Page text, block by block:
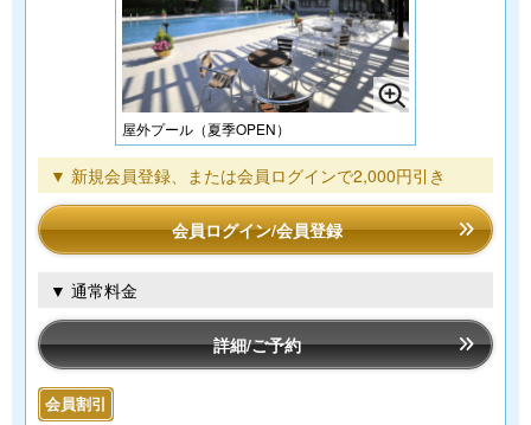
屋外プール（夏季OPEN）
▼ 新規会員登録、または会員ログインで2,000円引き
会員ログイン/会員登録
▼ 通常料金
詳細/ご予約
会員割引